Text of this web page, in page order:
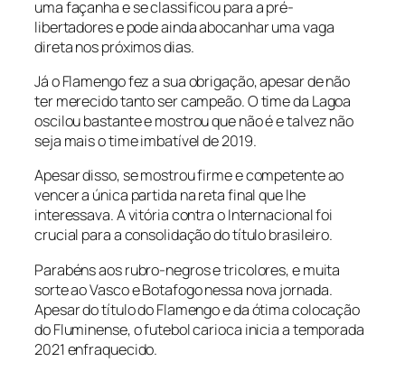
uma façanha e se classificou para a pré-
libertadores e pode ainda abocanhar uma vaga
direta nos próximos dias.
Já o Flamengo fez a sua obrigação, apesar de não
ter merecido tanto ser campeão. O time da Lagoa
oscilou bastante e mostrou que não é e talvez não
seja mais o time imbatível de 2019.
Apesar disso, se mostrou firme e competente ao
vencer a única partida na reta final que lhe
interessava. A vitória contra o Internacional foi
crucial para a consolidação do título brasileiro.
Parabéns aos rubro-negros e tricolores, e muita
sorte ao Vasco e Botafogo nessa nova jornada.
Apesar do título do Flamengo e da ótima colocação
do Fluminense, o futebol carioca inicia a temporada
2021 enfraquecido.